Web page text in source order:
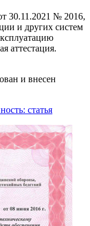
30.11.2021 № 2016,
и других систем
аттестация.
и внесен
статья